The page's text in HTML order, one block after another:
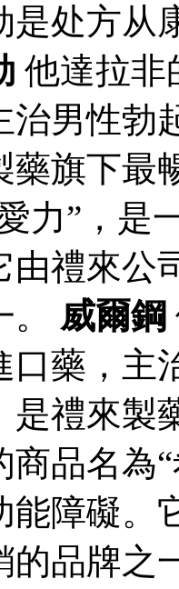
是处方从
他達拉非
治男性勃
藥旗下最
力”，是
由禮來公
。 威爾鋼
口藥，主
是禮來製
商品名為
能障礙。
的品牌之